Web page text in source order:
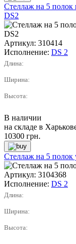
Стеллаж на 5 полок
DS2
Артикул: 310414
Исполнение: DS 2
Длина:
Ширина:
Высота:
В наличии
на складе в
10300 грн.
Стеллаж на 5 полок
Артикул: 3104368
Исполнение: DS 2
Длина:
Ширина:
Высота: